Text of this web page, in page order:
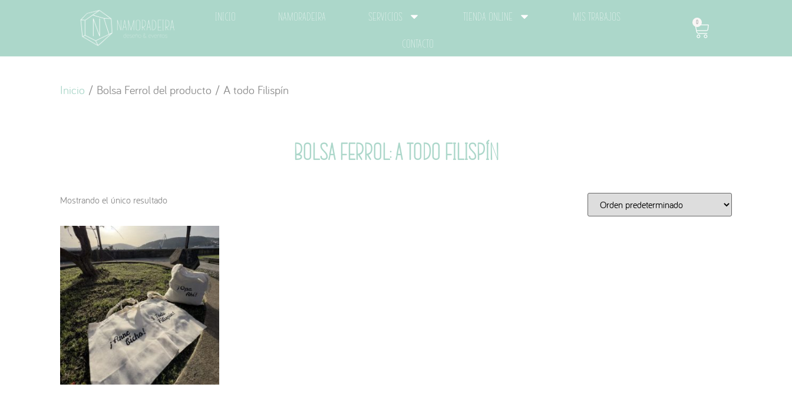
Inicio Namoradeira Servicios Tienda Online Mis trabajos
Contacto
0
Inicio / Bolsa Ferrol del producto / A todo Filispín
Bolsa Ferrol: A todo Filispín
Mostrando el único resultado